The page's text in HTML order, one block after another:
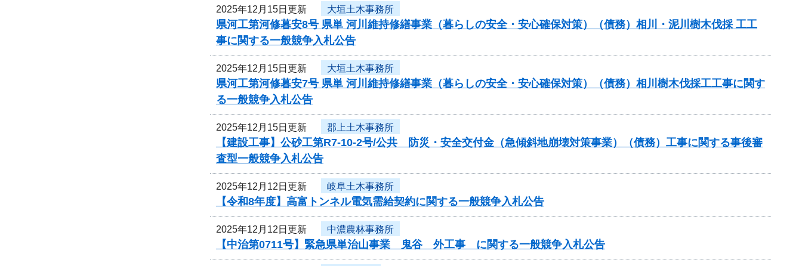
2025年12月15日更新 大垣土木事務所
県河工第河修暮安8号 県単 河川維持修繕事業（暮らしの安全・安心確保対策）（債務）相川・泥川樹木伐採 工工
事に関する一般競争入札公告
2025年12月15日更新 大垣土木事務所
県河工第河修暮安7号 県単 河川維持修繕事業（暮らしの安全・安心確保対策）（債務）相川樹木伐採工工事に関す
る一般競争入札公告
2025年12月15日更新 郡上土木事務所
【建設工事】公砂工第R7-10-2号/公共 防災・安全交付金（急傾斜地崩壊対策事業）（債務）工事に関する事後審
査型一般競争入札公告
2025年12月12日更新 岐阜土木事務所
【令和8年度】高富トンネル電気需給契約に関する一般競争入札公告
2025年12月12日更新 中濃農林事務所
【中治第0711号】緊急県単治山事業 鬼谷 外工事 に関する一般競争入札公告